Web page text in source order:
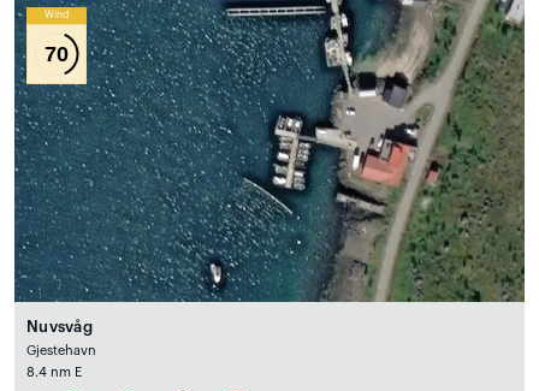
Wind
70
Nuvsvåg
Gjestehavn
8.4 nm E